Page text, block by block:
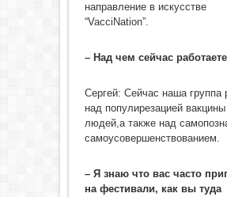
направление в искусстве
“VacciNation”.
– Над чем сейчас
Сергей: Сейчас наша группа
над популирезацией
людей,а также над
самоусовершенствованием.
– Я знаю что вас часто
на фестивали, как вы туда